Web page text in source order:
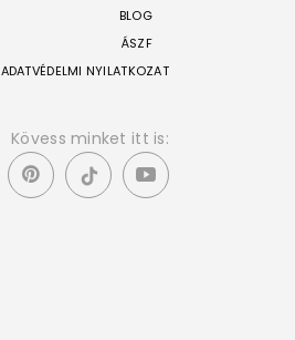
BLOG
ÁSZF
ADATVÉDELMI NYILATKOZAT
Kövess minket itt is: